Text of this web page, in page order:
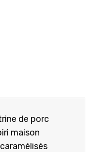
de porc
maison